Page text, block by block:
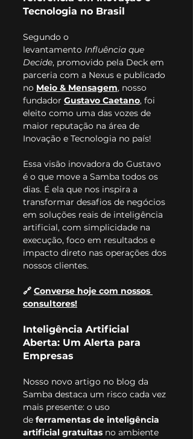
Tecnologia no Brasil
Segundo o
levantamento Influência que
Decide, promovido pela Deck em
parceria com a Nexus e publicado
no Meio & Mensagem, nosso
fundador Gustavo Caetano, foi
eleito como uma das vozes de
maior reputação na área de
Inovação e Tecnologia no país!
Essa visão inovadora do Gustavo
é o que move a Samba todos os
dias. É ela que nos inspira a
transformar desafios de negócios
em soluções reais de inteligência
artificial, com simplicidade na
execução, foco em resultados e
impacto direto nas operações dos
nossos clientes.
🔗 Converse hoje com nossos
consultores!
Inteligência Artificial
Aberta: Um Alerta para
Empresas
Nosso novo artigo no blog da
Samba destaca um risco cada vez
mais presente: o uso
de ferramentas de inteligência
artificial gratuitas no ambiente